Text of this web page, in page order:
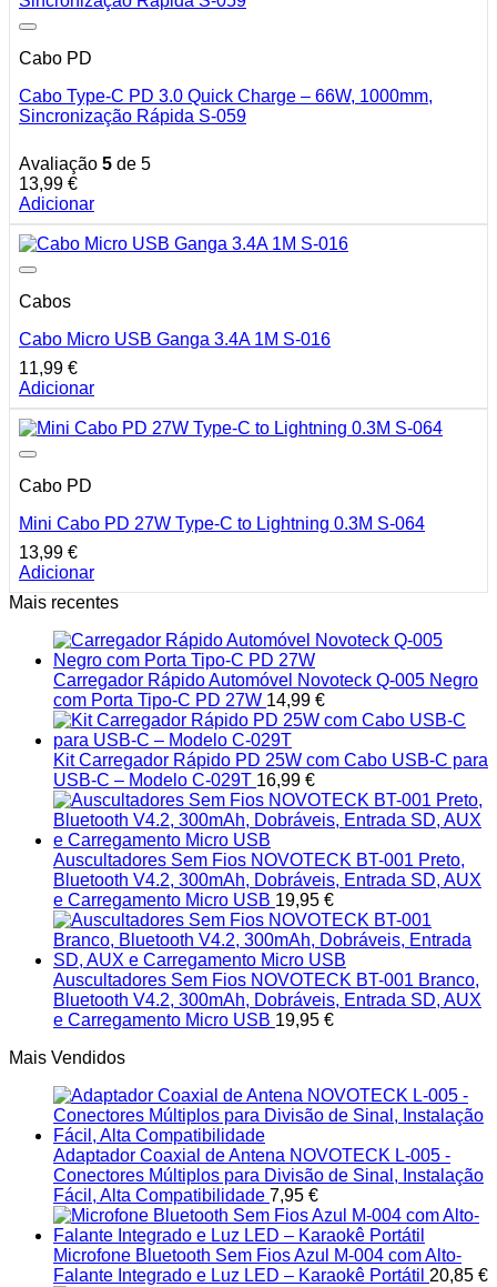
Cabo PD
Cabo Type-C PD 3.0 Quick Charge – 66W, 1000mm,
Sincronização Rápida S-059
Avaliação 5 de 5
13,99 €
Adicionar
Cabos
Cabo Micro USB Ganga 3.4A 1M S-016
11,99 €
Adicionar
Cabo PD
Mini Cabo PD 27W Type-C to Lightning 0.3M S-064
13,99 €
Adicionar
Mais recentes
Carregador Rápido Automóvel Novoteck Q-005 Negro
com Porta Tipo-C PD 27W 14,99 €
Kit Carregador Rápido PD 25W com Cabo USB-C para
USB-C – Modelo C-029T 16,99 €
Auscultadores Sem Fios NOVOTECK BT-001 Preto,
Bluetooth V4.2, 300mAh, Dobráveis, Entrada SD, AUX
e Carregamento Micro USB 19,95 €
Auscultadores Sem Fios NOVOTECK BT-001 Branco,
Bluetooth V4.2, 300mAh, Dobráveis, Entrada SD, AUX
e Carregamento Micro USB 19,95 €
Mais Vendidos
Adaptador Coaxial de Antena NOVOTECK L-005 -
Conectores Múltiplos para Divisão de Sinal, Instalação
Fácil, Alta Compatibilidade 7,95 €
Microfone Bluetooth Sem Fios Azul M-004 com Alto-
Falante Integrado e Luz LED – Karaokê Portátil 20,85 €